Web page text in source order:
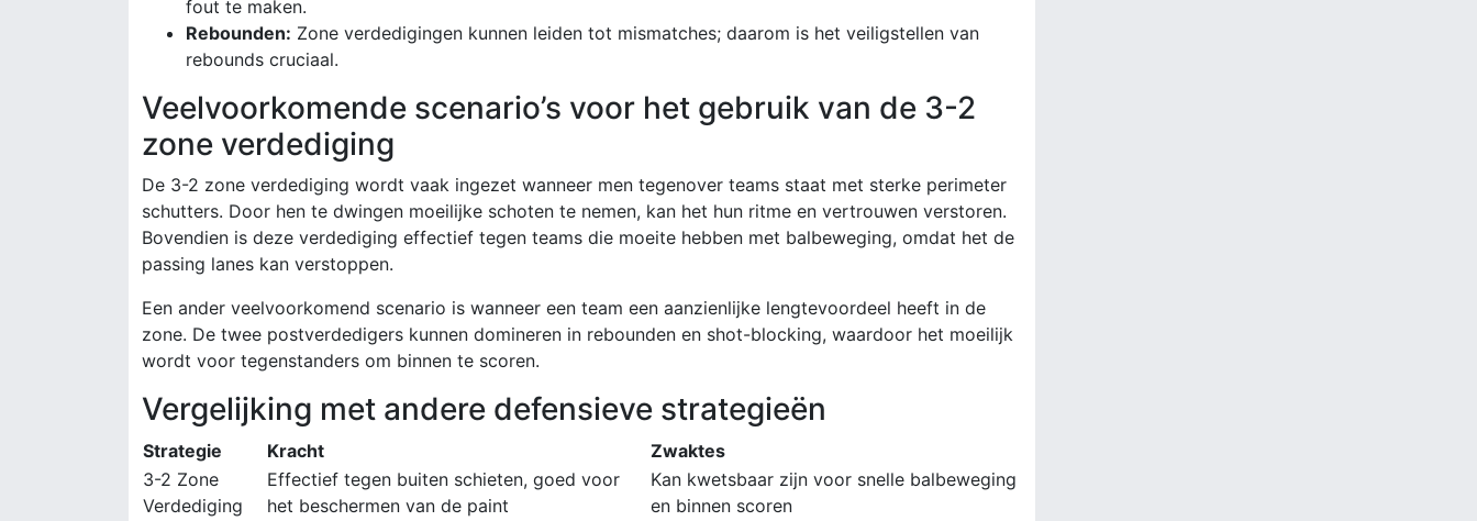
fout te maken.
Rebounden: Zone verdedigingen kunnen leiden tot mismatches; daarom is het veiligstellen van
rebounds cruciaal.
Veelvoorkomende scenario’s voor het gebruik van de 3-2
zone verdediging
De 3-2 zone verdediging wordt vaak ingezet wanneer men tegenover teams staat met sterke perimeter
schutters. Door hen te dwingen moeilijke schoten te nemen, kan het hun ritme en vertrouwen verstoren.
Bovendien is deze verdediging effectief tegen teams die moeite hebben met balbeweging, omdat het de
passing lanes kan verstoppen.
Een ander veelvoorkomend scenario is wanneer een team een aanzienlijke lengtevoordeel heeft in de
zone. De twee postverdedigers kunnen domineren in rebounden en shot-blocking, waardoor het moeilijk
wordt voor tegenstanders om binnen te scoren.
Vergelijking met andere defensieve strategieën
Strategie Kracht
Zwaktes
3-2 Zone
Verdediging
Effectief tegen buiten schieten, goed voor
het beschermen van de paint
Kan kwetsbaar zijn voor snelle balbeweging
en binnen scoren